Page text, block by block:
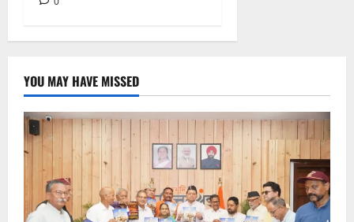
YOU MAY HAVE MISSED